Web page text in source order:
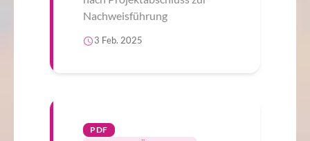
Nachweisführung
3 Feb. 2025
PDF